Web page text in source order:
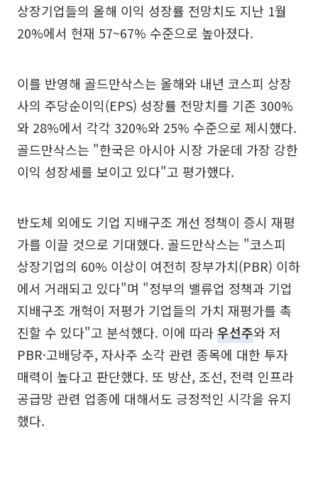
상장기업들의 올해 이익 성장률 전망치도 지난 1월
20%에서 현재 57~67% 수준으로 높아졌다.
이를 반영해 골드만삭스는 올해와 내년 코스피 상장
사의 주당순이익(EPS) 성장률 전망치를 기존 300%
와 28%에서 각각 320%와 25% 수준으로 제시했다.
골드만삭스는 "한국은 아시아 시장 가운데 가장 강한
이익 성장세를 보이고 있다"고 평가했다.
반도체 외에도 기업 지배구조 개선 정책이 증시 재평
가를 이끌 것으로 기대했다. 골드만삭스는 "코스피
상장기업의 60% 이상이 여전히 장부가치(PBR) 이하
에서 거래되고 있다"며 "정부의 밸류업 정책과 기업
지배구조 개혁이 저평가 기업들의 가치 재평가를 촉
진할 수 있다"고 분석했다. 이에 따라우선주와 저
PBR·고배당주, 자사주 소각 관련 종목에 대한 투자
매력이 높다고 판단했다. 또 방산, 조선, 전력 인프라
공급망 관련 업종에 대해서도 긍정적인 시각을 유지
했다.